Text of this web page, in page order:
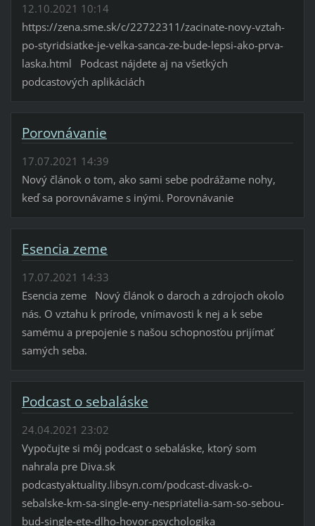
12.10.2021 10:14
https://zena.sme.sk/c/22722311/zacinate-novy-vztah-
po-styridsiatke-je-velka-sanca-ze-bude-lepsi-ako-prva-
laska.html Podcast nájdete aj na všetkých
podcastových aplikáciách
Porovnávanie
17.07.2021 14:39
Nový článok o tom, ako sami sebe podrážame nohy,
keď sa porovnávame s inými. Porovnávanie
Esencia zeme
17.07.2021 14:33
Esencia zeme Nový článok o daroch a zdrojoch okolo
nás. O vztahu k prírode, vnímavosti k nej a k sebe
samému a prepojenie s našou schopnosťou prijímať
samých seba.
Podcast o sebaláske
24.04.2021 23:02
Vypočujte si môj podcast o sebaláske, ktorý som
nahrala pre Diva.sk
podcastyaktuality.libsyn.com/podcast-divask-o-
sebalske-km-sa-single-eny-nespriatelia-sam-so-sebou-
bud-single-ete-dlho-hovor-psychologika